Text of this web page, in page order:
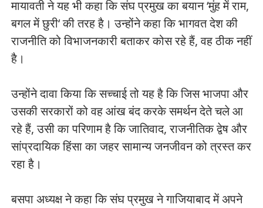
मायावती ने यह भी कहा कि संघ प्रमुख का बयान ‘मुंह में राम,
बगल में छुरी‘ की तरह है। उन्होंने कहा कि भागवत देश की
राजनीति को विभाजनकारी बताकर कोस रहे हैं, वह ठीक नहीं
है।
उन्होंने दावा किया कि सच्चाई तो यह है कि जिस भाजपा और
उसकी सरकारों को वह आंख बंद करके समर्थन देते चले आ
रहे हैं, उसी का परिणाम है कि जातिवाद, राजनीतिक द्वेष और
सांप्रदायिक हिंसा का जहर सामान्य जनजीवन को त्रस्त कर
रहा है।
बसपा अध्यक्ष ने कहा कि संघ प्रमुख ने गाजियाबाद में अपने